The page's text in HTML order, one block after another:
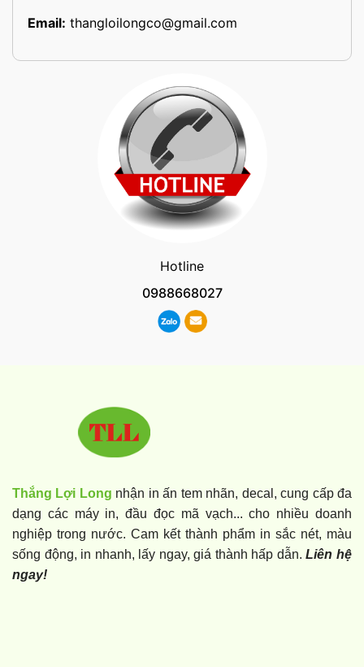
Email: thangloilongco@gmail.com
Hotline
0988668027
Thắng Lợi Long nhận in ấn tem nhãn, decal, cung cấp đa
dạng các máy in, đầu đọc mã vạch... cho nhiều doanh
nghiệp trong nước. Cam kết thành phẩm in sắc nét, màu
sống động, in nhanh, lấy ngay, giá thành hấp dẫn.Liên hệ
ngay!